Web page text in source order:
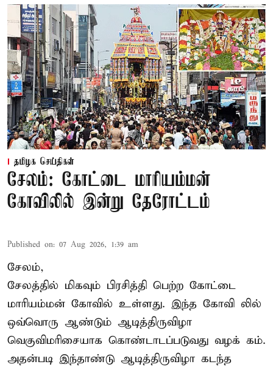
தமிழக செய்திகள்
சேலம்: கோட்டை மாரியம்மன்
கோவிலில் இன்று தேரோட்டம்
Published on: 07 Aug 2026, 1:39 am
சேலம்,
சேலத்தில் மிகவும் பிரசித்தி பெற்ற கோட்டை
மாரியம்மன் கோவில் உள்ளது. இந்த கோவி லில்
ஒவ்வொரு ஆண்டும் ஆடித்திருவிழா
வெகுவிமரிசையாக கொண்டாடப்படுவது வழக் கம்.
அதன்படி இந்தாண்டு ஆடித்திருவிழா கடந்த